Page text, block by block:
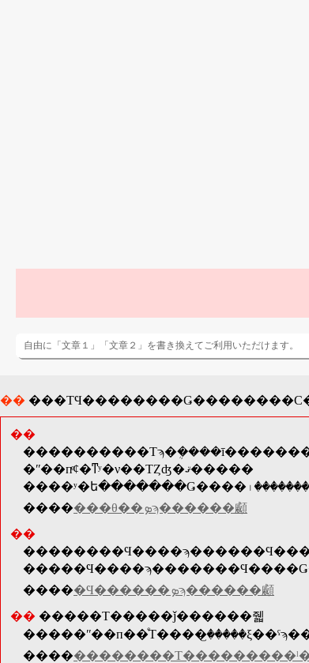
自由に「文章１」「文章２」を書き換えてご利用いただけます。
��
��
�ʺ��пͤȼ�ͳʸ�ν��ΤȤʤ�ޤ�����
����
���θ��ܤϡ������顣
��
����
�Ϥ������ܤϡ������顣
�� �����Τ�����ǰ������줿
����